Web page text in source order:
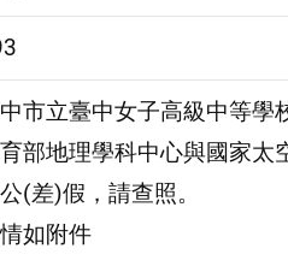
市立臺中女子高級中等學
部地理學科中心與國家太
(差)假，請查照。
如附件